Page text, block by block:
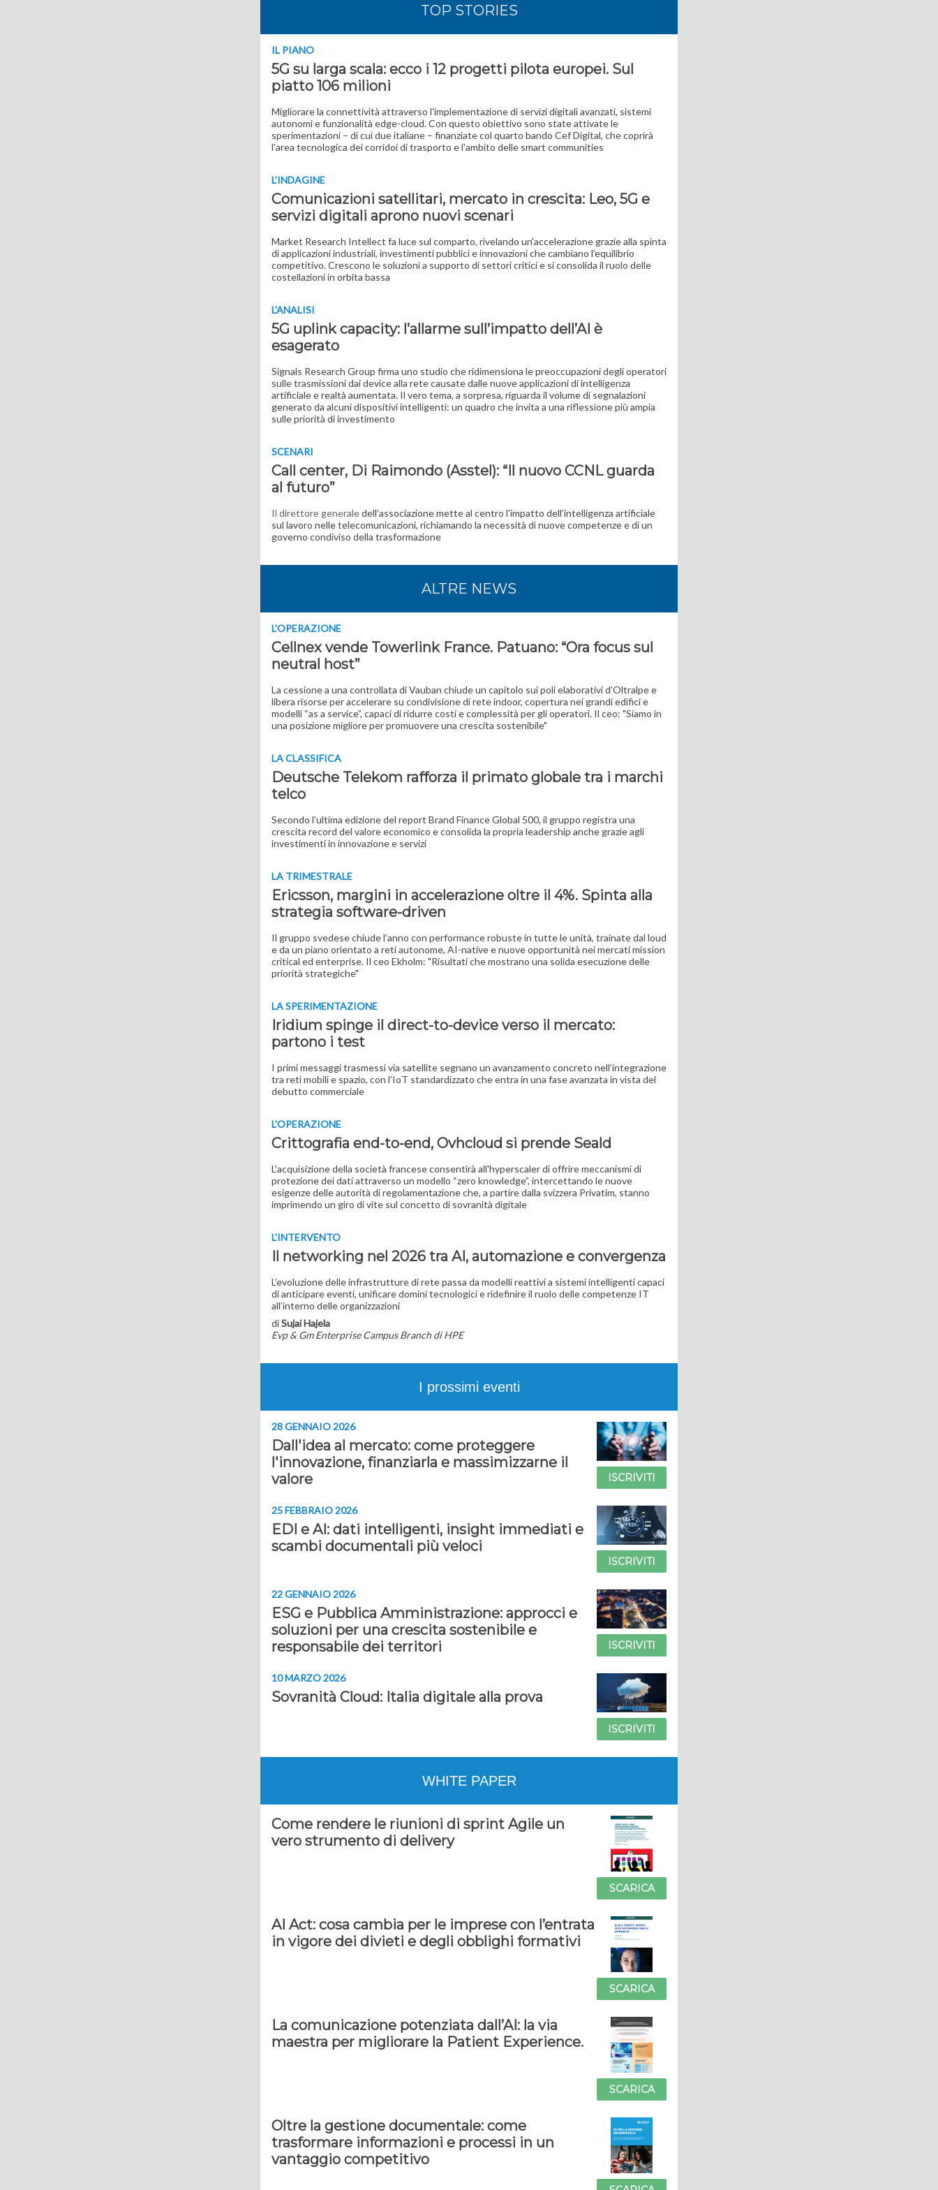
TOP STORIES
IL PIANO
5G su larga scala: ecco i 12 progetti pilota europei. Sul
piatto 106 milioni
Migliorare la connettività attraverso l'implementazione di servizi digitali avanzati, sistemi
autonomi e funzionalità edge-cloud. Con questo obiettivo sono state attivate le
sperimentazioni – di cui due italiane – finanziate col quarto bando Cef Digital, che coprirà
l'area tecnologica dei corridoi di trasporto e l'ambito delle smart communities
L'INDAGINE
Comunicazioni satellitari, mercato in crescita: Leo, 5G e
servizi digitali aprono nuovi scenari
Market Research Intellect fa luce sul comparto, rivelando un'accelerazione grazie alla spinta
di applicazioni industriali, investimenti pubblici e innovazioni che cambiano l’equilibrio
competitivo. Crescono le soluzioni a supporto di settori critici e si consolida il ruolo delle
costellazioni in orbita bassa
L'ANALISI
5G uplink capacity: l’allarme sull’impatto dell’AI è
esagerato
Signals Research Group firma uno studio che ridimensiona le preoccupazioni degli operatori
sulle trasmissioni dai device alla rete causate dalle nuove applicazioni di intelligenza
artificiale e realtà aumentata. Il vero tema, a sorpresa, riguarda il volume di segnalazioni
generato da alcuni dispositivi intelligenti: un quadro che invita a una riflessione più ampia
sulle priorità di investimento
SCENARI
Call center, Di Raimondo (Asstel): “Il nuovo CCNL guarda
al futuro”
Il direttore generaledell’associazione mette al centro l’impatto dell’intelligenza artificiale
sul lavoro nelle telecomunicazioni, richiamando la necessità di nuove competenze e di un
governo condiviso della trasformazione
ALTRE NEWS
L'OPERAZIONE
Cellnex vende Towerlink France. Patuano: “Ora focus sul
neutral host”
La cessione a una controllata di Vauban chiude un capitolo sui poli elaborativi d’Oltralpe e
libera risorse per accelerare su condivisione di rete indoor, copertura nei grandi edifici e
modelli “as a service”, capaci di ridurre costi e complessità per gli operatori. Il ceo: "Siamo in
una posizione migliore per promuovere una crescita sostenibile"
LA CLASSIFICA
Deutsche Telekom rafforza il primato globale tra i marchi
telco
Secondo l’ultima edizione del report Brand Finance Global 500, il gruppo registra una
crescita record del valore economico e consolida la propria leadership anche grazie agli
investimenti in innovazione e servizi
LA TRIMESTRALE
Ericsson, margini in accelerazione oltre il 4%. Spinta alla
strategia software-driven
Il gruppo svedese chiude l’anno con performance robuste in tutte le unità, trainate dal loud
e da un piano orientato a reti autonome, AI-native e nuove opportunità nei mercati mission
critical ed enterprise. Il ceo Ekholm: "Risultati che mostrano una solida esecuzione delle
priorità strategiche"
LA SPERIMENTAZIONE
Iridium spinge il direct-to-device verso il mercato:
partono i test
I primi messaggi trasmessi via satellite segnano un avanzamento concreto nell’integrazione
tra reti mobili e spazio, con l’IoT standardizzato che entra in una fase avanzata in vista del
debutto commerciale
L'OPERAZIONE
Crittografia end-to-end, Ovhcloud si prende Seald
L'acquisizione della società francese consentirà all'hyperscaler di offrire meccanismi di
protezione dei dati attraverso un modello “zero knowledge”, intercettando le nuove
esigenze delle autorità di regolamentazione che, a partire dalla svizzera Privatim, stanno
imprimendo un giro di vite sul concetto di sovranità digitale
L'INTERVENTO
Il networking nel 2026 tra AI, automazione e convergenza
L’evoluzione delle infrastrutture di rete passa da modelli reattivi a sistemi intelligenti capaci
di anticipare eventi, unificare domini tecnologici e ridefinire il ruolo delle competenze IT
all’interno delle organizzazioni
diSujai Hajela
Evp & Gm Enterprise Campus Branch di HPE
I prossimi eventi
28 GENNAIO 2026
Dall'idea al mercato: come proteggere
l'innovazione, finanziarla e massimizzarne il
valore
ISCRIVITI
25 FEBBRAIO 2026
EDI e AI: dati intelligenti, insight immediati e
scambi documentali più veloci
ISCRIVITI
22 GENNAIO 2026
ESG e Pubblica Amministrazione: approcci e
soluzioni per una crescita sostenibile e
responsabile dei territori
ISCRIVITI
10 MARZO 2026
Sovranità Cloud: Italia digitale alla prova
ISCRIVITI
WHITE PAPER
Come rendere le riunioni di sprint Agile un
vero strumento di delivery
SCARICA
AI Act: cosa cambia per le imprese con l’entrata
in vigore dei divieti e degli obblighi formativi
SCARICA
La comunicazione potenziata dall’AI: la via
maestra per migliorare la Patient Experience.
SCARICA
Oltre la gestione documentale: come
trasformare informazioni e processi in un
vantaggio competitivo